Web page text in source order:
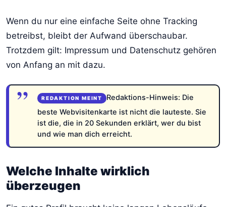
Wenn du nur eine einfache Seite ohne Tracking
betreibst, bleibt der Aufwand überschaubar.
Trotzdem gilt: Impressum und Datenschutz gehören
von Anfang an mit dazu.
Redaktions-Hinweis: Die
beste Webvisitenkarte ist nicht die lauteste. Sie
ist die, die in 20 Sekunden erklärt, wer du bist
und wie man dich erreicht.
Welche Inhalte wirklich
überzeugen